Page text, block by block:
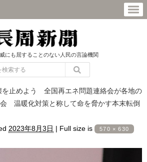
にも屈することのない人民の言論機関
を止めよう 全国再エネ問題連絡会が各地の
温暖化対策と称して命を脅かす本末転倒
2023年8月3日 | Full size is 570 × 630